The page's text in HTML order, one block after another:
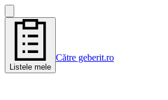
Listele mele
Către geberit.ro